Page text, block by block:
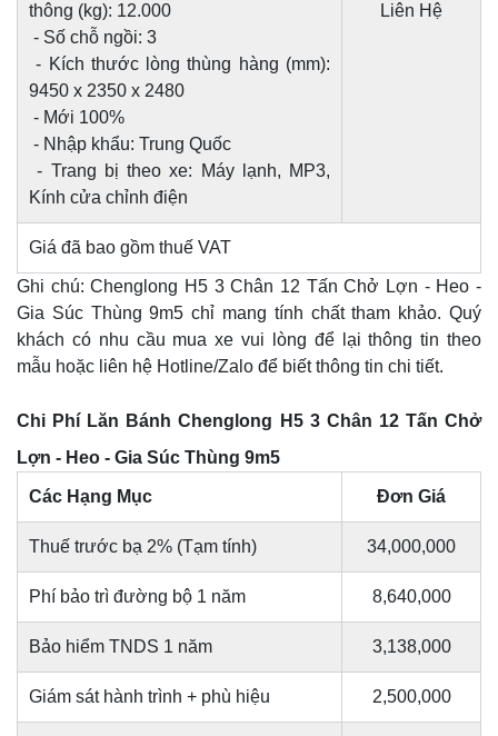
thông (kg): 12.000
- Số chỗ ngồi: 3
- Kích thước lòng thùng hàng (mm):
9450 x 2350 x 2480
- Mới 100%
- Nhập khẩu: Trung Quốc
- Trang bị theo xe: Máy lạnh, MP3,
Kính cửa chỉnh điện
Liên Hệ
Giá đã bao gồm thuế VAT
Ghi chú: Chenglong H5 3 Chân 12 Tấn Chở Lợn - Heo -
Gia Súc Thùng 9m5 chỉ mang tính chất tham khảo. Quý
khách có nhu cầu mua xe vui lòng để lại thông tin theo
mẫu hoặc liên hệ Hotline/Zalo để biết thông tin chi tiết.
Chi Phí Lăn Bánh Chenglong H5 3 Chân 12 Tấn Chở
Lợn - Heo - Gia Súc Thùng 9m5
Các Hạng Mục Đơn Giá
Thuế trước bạ 2% (Tạm tính) 34,000,000
Phí bảo trì đường bộ 1 năm 8,640,000
Bảo hiểm TNDS 1 năm 3,138,000
Giám sát hành trình + phù hiệu 2,500,000